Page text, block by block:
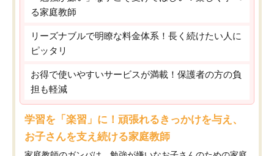
る家庭教師
リーズナブルで明瞭な料金体系！長く続けたい人に
ピッタリ
お得で使いやすいサービスが満載！保護者の方の負
担も軽減
学習を「楽習」に！頑張れるきっかけを与え、
お子さんを支え続ける家庭教師